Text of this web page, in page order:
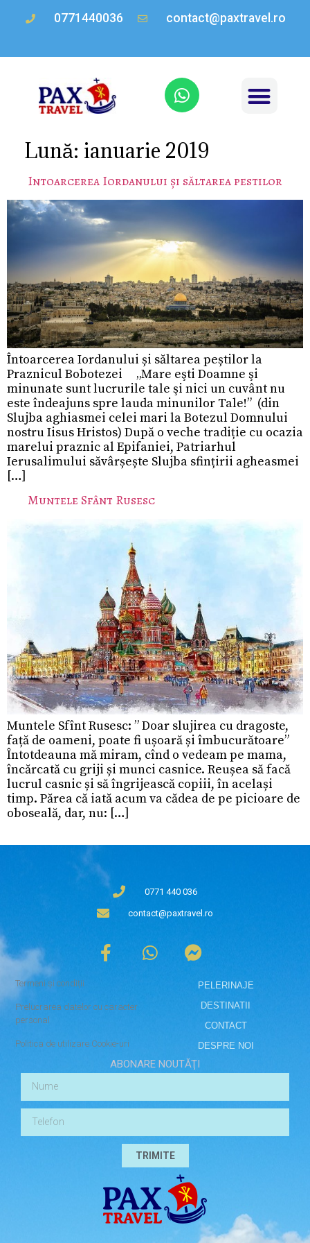
0771440036 contact@paxtravel.ro
Lună: ianuarie 2019
Intoarcerea Iordanului și săltarea pestilor
Întoarcerea Iordanului și săltarea peștilor la
Praznicul Bobotezei „Mare eşti Doamne şi
minunate sunt lucrurile tale şi nici un cuvânt nu
este îndeajuns spre lauda minunilor Tale!” (din
Slujba aghiasmei celei mari la Botezul Domnului
nostru Iisus Hristos) După o veche tradiție cu ocazia
marelui praznic al Epifaniei, Patriarhul
Ierusalimului săvârșește Slujba sfințirii agheasmei
[…]
Muntele Sfânt Rusesc
Muntele Sfînt Rusesc: ” Doar slujirea cu dragoste,
față de oameni, poate fi ușoară și îmbucurătoare”
Întotdeauna mă miram, cînd o vedeam pe mama,
încărcată cu griji și munci casnice. Reușea să facă
lucrul casnic și să îngrijească copiii, în același
timp. Părea că iată acum va cădea de pe picioare de
oboseală, dar, nu: […]
0771 440 036
contact@paxtravel.ro
Termeni și condiții
Prelucrarea datelor cu caracter
personal
Politica de utilizare Cookie-uri
PELERINAJE
DESTINATII
CONTACT
DESPRE NOI
ABONARE NOUTĂŢI
TRIMITE